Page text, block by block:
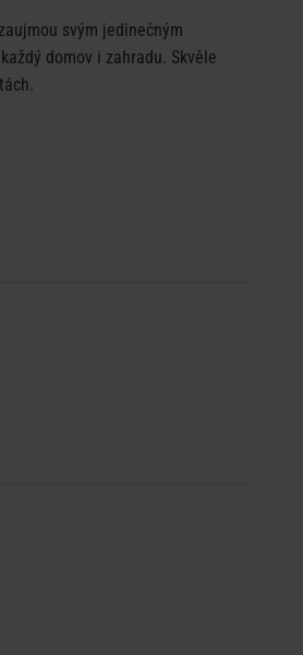
svým jedinečným
domov i zahradu. Skvěle